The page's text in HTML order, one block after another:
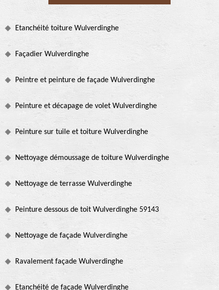
Etanchéité toiture Wulverdinghe
Façadier Wulverdinghe
Peintre et peinture de façade Wulverdinghe
Peinture et décapage de volet Wulverdinghe
Peinture sur tuile et toiture Wulverdinghe
Nettoyage démoussage de toiture Wulverdinghe
Nettoyage de terrasse Wulverdinghe
Peinture dessous de toit Wulverdinghe 59143
Nettoyage de façade Wulverdinghe
Ravalement façade Wulverdinghe
Etanchéité de façade Wulverdinghe